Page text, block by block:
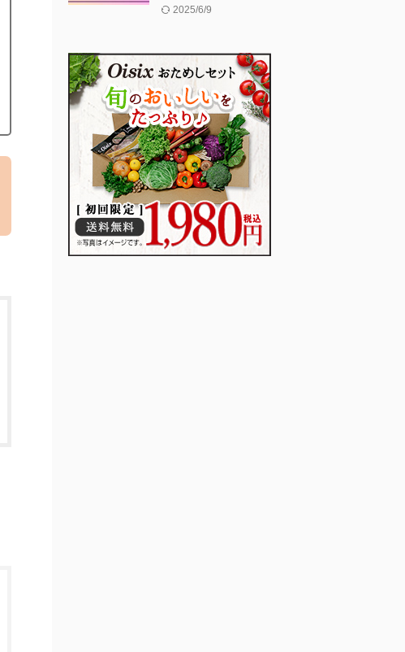
2025/6/9